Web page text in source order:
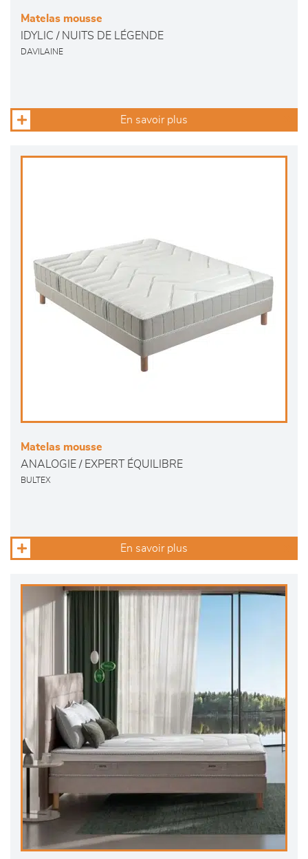
Matelas mousse
IDYLIC / NUITS DE LÉGENDE
DAVILAINE
En savoir plus
Matelas mousse
ANALOGIE / EXPERT ÉQUILIBRE
BULTEX
En savoir plus